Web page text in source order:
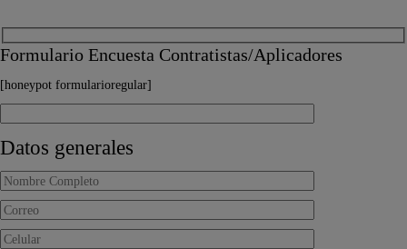
Formulario Encuesta Contratistas/Aplicadores
[honeypot formularioregular]
Datos generales